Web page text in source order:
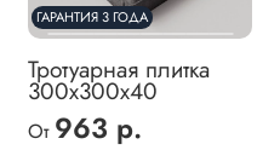
ГАРАНТИЯ 3 ГОДА
Тротуарная плитка
300х300х40
От 963 р.